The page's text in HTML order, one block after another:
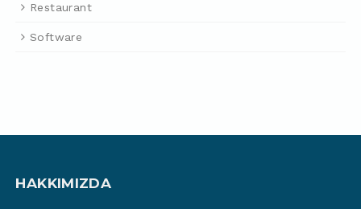
Restaurant
Software
HAKKIMIZDA